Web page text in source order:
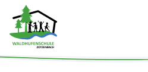
Waldhufenschule